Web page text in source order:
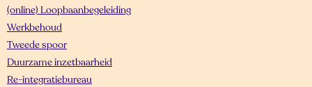
(online) Loopbaanbegeleiding
Werkbehoud
Tweede spoor
Duurzame inzetbaarheid
Re-integratiebureau